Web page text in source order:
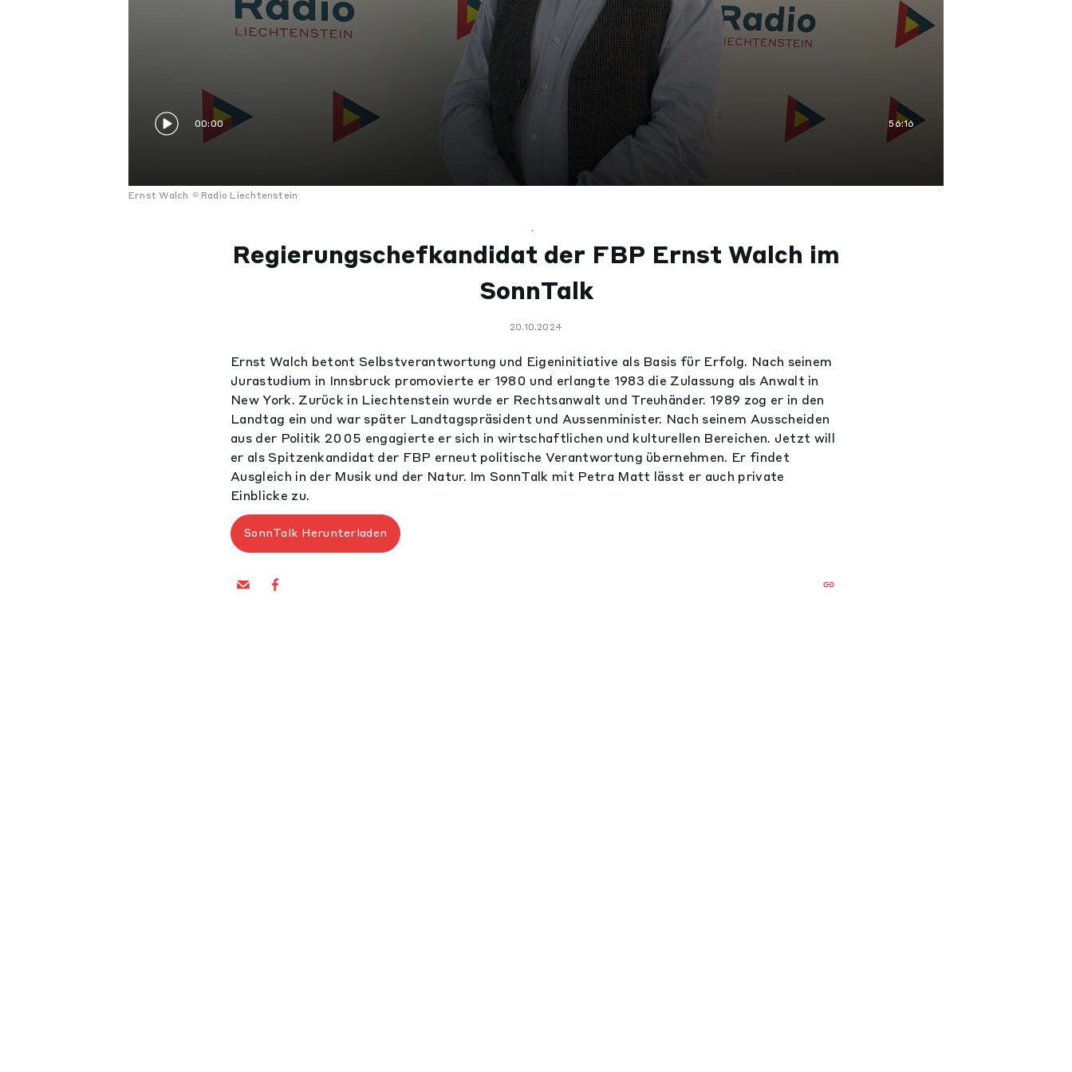
00:00 56:16
Ernst Walch Radio Liechtenstein
.
Regierungschefkandidat der FBP Ernst Walch im
SonnTalk
20.10.2024
Ernst Walch betont Selbstverantwortung und Eigeninitiative als Basis für Erfolg. Nach seinem
Jurastudium in Innsbruck promovierte er 1980 und erlangte 1983 die Zulassung als Anwalt in
New York. Zurück in Liechtenstein wurde er Rechtsanwalt und Treuhänder. 1989 zog er in den
Landtag ein und war später Landtagspräsident und Aussenminister. Nach seinem Ausscheiden
aus der Politik 2005 engagierte er sich in wirtschaftlichen und kulturellen Bereichen. Jetzt will
er als Spitzenkandidat der FBP erneut politische Verantwortung übernehmen. Er findet
Ausgleich in der Musik und der Natur. Im SonnTalk mit Petra Matt lässt er auch private
Einblicke zu.
SonnTalk Herunterladen